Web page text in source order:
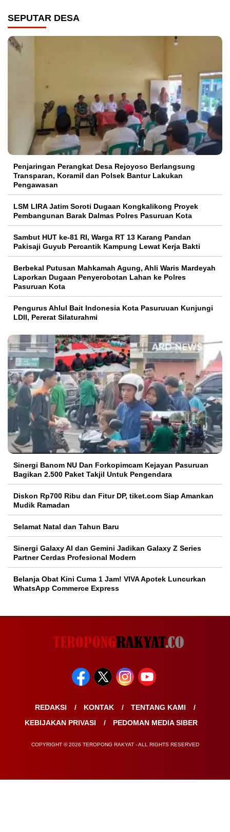
SEPUTAR DESA
Penjaringan Perangkat Desa Rejoyoso Berlangsung
Transparan, Koramil dan Polsek Bantur Lakukan
Pengawasan
LSM LIRA Jatim Soroti Dugaan Kongkalikong Proyek
Pembangunan Barak Dalmas Polres Pasuruan Kota
Sambut HUT ke-81 RI, Warga RT 13 Karang Pandan
Pakisaji Guyub Percantik Kampung Lewat Kerja Bakti
Berbekal Putusan Mahkamah Agung, Ahli Waris Mardeyah
Laporkan Dugaan Penyerobotan Lahan ke Polres
Pasuruan Kota
Pengurus Ahlul Bait Indonesia Kota Pasuruuan Kunjungi
LDII, Pererat Silaturahmi
Sinergi Banom NU Dan Forkopimcam Kejayan Pasuruan
Bagikan 2.500 Paket Takjil Untuk Pengendara
Diskon Rp700 Ribu dan Fitur DP, tiket.com Siap Amankan
Mudik Ramadan
Selamat Natal dan Tahun Baru
Sinergi Galaxy AI dan Gemini Jadikan Galaxy Z Series
Partner Cerdas Profesional Modern
Belanja Obat Kini Cuma 1 Jam! VIVA Apotek Luncurkan
WhatsApp Commerce Express
REDAKSI KONTAK
TENTANG KAMI
KEBIJAKAN PRIVASI
PEDOMAN MEDIA SIBER
COPYRIGHT © 2026 TEROPONG RAKYAT - ALL RIGHTS RESERVED